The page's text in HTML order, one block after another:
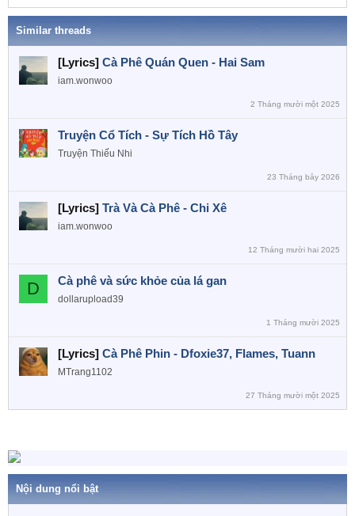
s
Similar threads
[Lyrics] Cà Phê Quán Quen - Hai Sam
iam.wonwoo
2 Tháng mười một 2025
Truyện Cổ Tích - Sự Tích Hồ Tây
Truyện Thiếu Nhi
23 Tháng bảy 2026
[Lyrics] Trà Và Cà Phê - Chi Xê
iam.wonwoo
12 Tháng mười hai 2025
D Cà phê và sức khỏe của lá gan
dollarupload39
1 Tháng mười 2025
[Lyrics] Cà Phê Phin - Dfoxie37, Flames, Tuann
MTrang1102
27 Tháng mười một 2025
Nội dung nổi bật